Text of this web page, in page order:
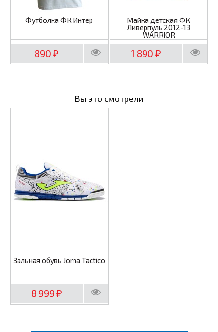
Футболка ФК Интер
890 ₽
Майка детская ФК
Ливерпуль 2012-13
WARRIOR
1 890₽
Вы это смотрели
Зальная обувь Joma Tactico
8 999 ₽